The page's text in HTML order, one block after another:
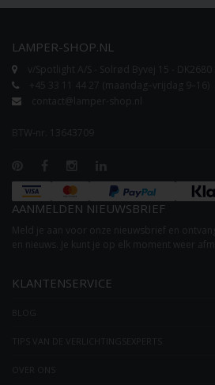
LAMPER-SHOP.NL
AANMELDEN NIEUWSBRIEF
KLANTENSERVICE